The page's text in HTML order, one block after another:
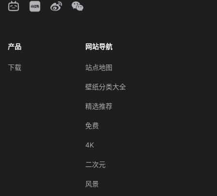
产品
下载
网站导航
站点地图
壁纸分类大全
精选推荐
免费
4K
二次元
风景